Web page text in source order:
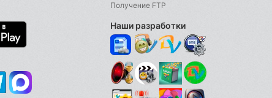
Получение FTP
Наши разработки